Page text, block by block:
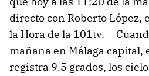
directo con Roberto López,
la Hora de la 101tv.
mañana en Málaga capital,
registra 9.5 grados, los